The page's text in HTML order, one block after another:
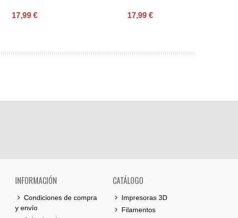
17,99 € 17,99 €
INFORMACIÓN
Condiciones de compra
y envío
CATÁLOGO
Impresoras 3D
Filamentos